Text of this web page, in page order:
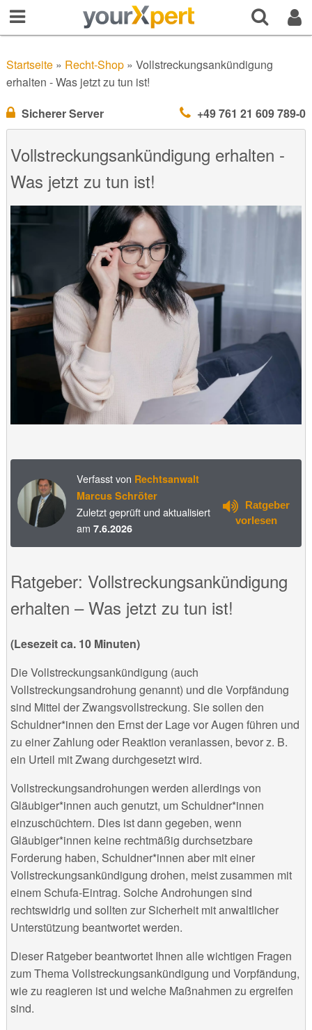
Startseite» Recht-Shop» Vollstreckungsankündigung
erhalten - Was jetzt zu tun ist!
Sicherer Server
+49 761 21 609 789-0
Vollstreckungsankündigung erhalten -
Was jetzt zu tun ist!
Verfasst von Rechtsanwalt
Marcus Schröter
Zuletzt geprüft und aktualisiert
am 7.6.2026
Ratgeber
vorlesen
Ratgeber: Vollstreckungsankündigung
erhalten – Was jetzt zu tun ist!
(Lesezeit ca. 10 Minuten)
Die Vollstreckungsankündigung (auch
Vollstreckungsandrohung genannt) und die Vorpfändung
sind Mittel der Zwangsvollstreckung. Sie sollen den
Schuldner*innen den Ernst der Lage vor Augen führen und
zu einer Zahlung oder Reaktion veranlassen, bevor z. B.
ein Urteil mit Zwang durchgesetzt wird.
Vollstreckungsandrohungen werden allerdings von
Gläubiger*innen auch genutzt, um Schuldner*innen
einzuschüchtern. Dies ist dann gegeben, wenn
Gläubiger*innen keine rechtmäßig durchsetzbare
Forderung haben, Schuldner*innen aber mit einer
Vollstreckungsankündigung drohen, meist zusammen mit
einem Schufa-Eintrag. Solche Androhungen sind
rechtswidrig und sollten zur Sicherheit mit anwaltlicher
Unterstützung beantwortet werden.
Dieser Ratgeber beantwortet Ihnen alle wichtigen Fragen
zum Thema Vollstreckungsankündigung und Vorpfändung,
wie zu reagieren ist und welche Maßnahmen zu ergreifen
sind.